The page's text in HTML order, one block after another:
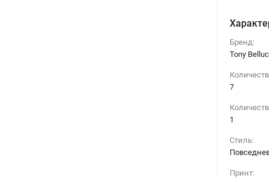
Бренд:
Tony
7
1
Стиль:
Принт: